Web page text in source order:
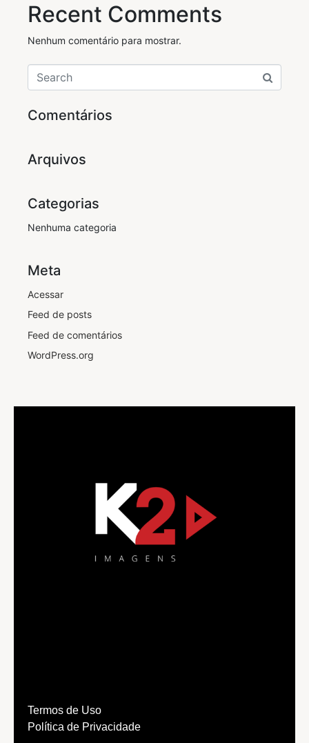
Recent Comments
Nenhum comentário para mostrar.
Comentários
Arquivos
Categorias
Nenhuma categoria
Meta
Acessar
Feed de posts
Feed de comentários
WordPress.org
Termos de Uso
Política de Privacidade